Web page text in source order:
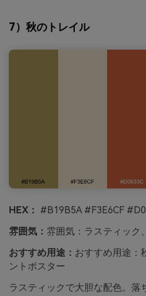
7）秋のトレイル
HEX： #B19B5A #F3E6CF
雰囲気： 雰囲気：ラスティック
おすすめ用途： おすすめ用途：
ントポスター
ラスティックで大胆な配色。落